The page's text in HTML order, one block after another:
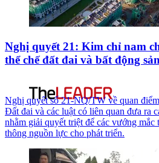
Nghị quyết 21: Kim chỉ nam
thể chế đất đai và bất động
Nghị quyết số 21-NQ/TW về quan
Đất đai và các luật có liên quan đưa ra
nhằm giải quyết triệt để các vướng
thông nguồn lực cho phát triển.